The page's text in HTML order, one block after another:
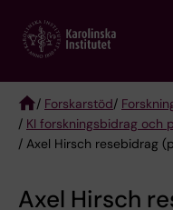
main
Breadcrumb
/ Forskarstöd/
/ KI forskningsbidrag och
/ Axel Hirsch resebidrag
Axel Hirsch